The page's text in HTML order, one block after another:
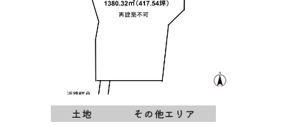
土地 その他エリア